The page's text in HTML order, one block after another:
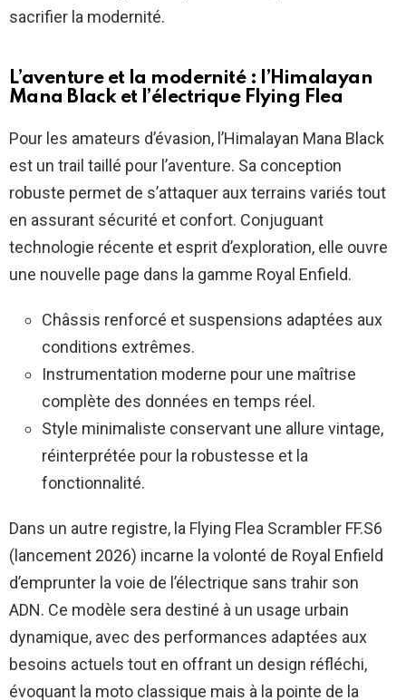
sacrifier la modernité.
L’aventure et la modernité : l’Himalayan
Mana Black et l’électrique Flying Flea
Pour les amateurs d’évasion, l’Himalayan Mana Black
est un trail taillé pour l’aventure. Sa conception
robuste permet de s’attaquer aux terrains variés tout
en assurant sécurité et confort. Conjuguant
technologie récente et esprit d’exploration, elle ouvre
une nouvelle page dans la gamme Royal Enfield.
Châssis renforcé et suspensions adaptées aux
conditions extrêmes.
Instrumentation moderne pour une maîtrise
complète des données en temps réel.
Style minimaliste conservant une allure vintage,
réinterprétée pour la robustesse et la
fonctionnalité.
Dans un autre registre, la Flying Flea Scrambler FF.S6
(lancement 2026) incarne la volonté de Royal Enfield
d’emprunter la voie de l’électrique sans trahir son
ADN. Ce modèle sera destiné à un usage urbain
dynamique, avec des performances adaptées aux
besoins actuels tout en offrant un design réfléchi,
évoquant la moto classique mais à la pointe de la